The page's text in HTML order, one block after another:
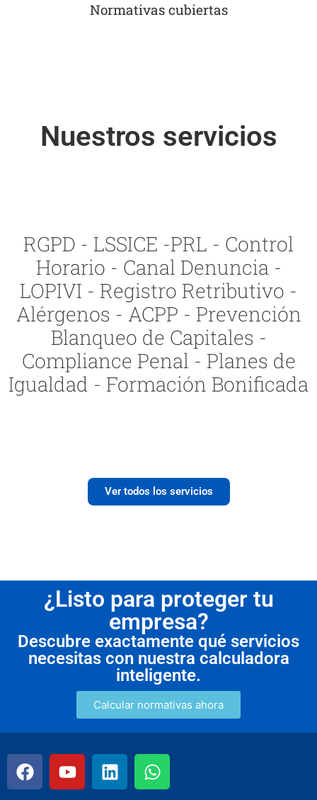
Normativas cubiertas
Nuestros servicios
RGPD - LSSICE -PRL - Control
Horario - Canal Denuncia -
LOPIVI - Registro Retributivo -
Alérgenos - ACPP - Prevención
Blanqueo de Capitales -
Compliance Penal - Planes de
Igualdad - Formación Bonificada
Ver todos los servicios
¿Listo para proteger tu
empresa?
Descubre exactamente qué servicios
necesitas con nuestra calculadora
inteligente.
Calcular normativas ahora